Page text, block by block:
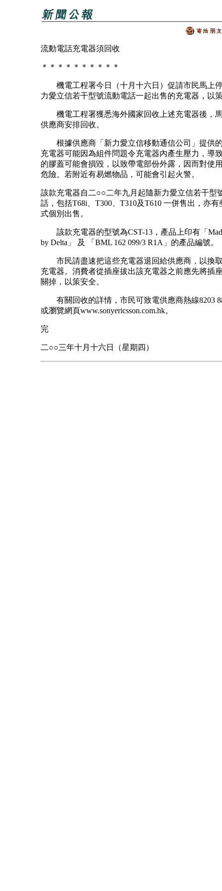
流動電話充電器須回收
＊＊＊＊＊＊＊＊＊＊
機電工程署今日（十月十六日）促請市民馬上
力愛立信若干型號流動電話一起出售的充電器，以
機電工程署獲悉海外國家回收上述充電器後，
供應商安排回收。
根據供應商「新力愛立信移動通信公司」提供
充電器可能因為組件問題令充電器內產生壓力，導
的膠蓋可能會損毀，以致帶電部份外露，因而對使
危險。若附近有易燃物品，可能會引起火警。
該款充電器自二○○二年九月起隨新力愛立信若干型
話，包括T68i、T300、T310及T610 一併售出，亦有
式個別出售。
該款充電器的型號為CST-13，產品上印有「
by Delta」 及 「BML 162 099/3 R1A」的產品編號。
市民請盡速把這些充電器退回給供應商，以換
充電器。消費者從插座拔出該充電器之前應先將插
關掉，以策安全。
有關回收的詳情，市民可致電供應商熱線8203
或瀏覽網頁www.sonyericsson.com.hk。
完
二○○三年十月十六日（星期四）